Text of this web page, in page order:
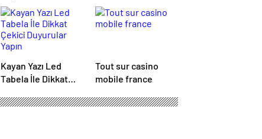
Kayan Yazı Led
Tabela İle Dikkat
Yapın
Tout sur casino
mobile france